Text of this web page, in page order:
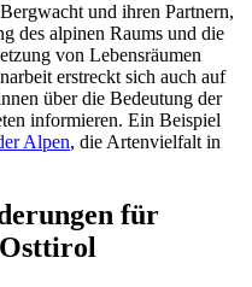
und ihren Partnern,
des alpinen Raums und die
von Lebensräumen
erstreckt sich auch auf
über die Bedeutung der
informieren. Ein Beispiel
Alpen, die Artenvielfalt in
für